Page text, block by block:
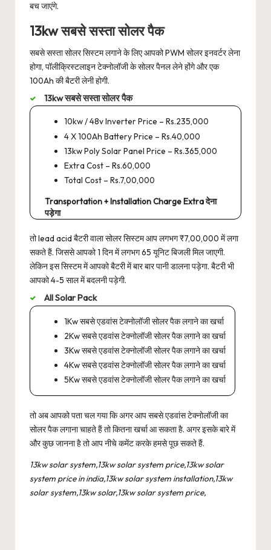
बच जाएंगे.
13kw सबसे सस्ता सोलर पैक
सबसे सस्ता सोलर सिस्टम लगाने के लिए आपको PWM सोलर इनवर्टर लेना
होगा, पॉलीक्रिस्टलाइन टेक्नोलॉजी के सोलर पैनल लेने होंगे और एक
100Ah की बैटरी लेनी होगी.
13kw सबसे सस्ता सोलर पैक
10kw / 48v Inverter Price – Rs.235,000
4 X 100Ah Battery Price – Rs.40,000
13kw Poly Solar Panel Price – Rs.365,000
Extra Cost – Rs.60,000
Total Cost – Rs.7,00,000
Transportation + Installation Charge Extra देना
पड़ेगा
तो lead acid बैटरी वाला सोलर सिस्टम आप लगभग ₹7,00,000 में लगा
सकते हैं. जिससे आपको 1 दिन में लगभग 65 यूनिट बिजली मिल जाएगी.
लेकिन इस सिस्टम में आपको बैटरी में बार बार पानी डालना पड़ेगा. बैटरी भी
आपको 4-5 साल में बदलनी पड़ेगी.
All Solar Pack
1Kw सबसे एडवांस टेक्नोलॉजी सोलर पैक लगाने का खर्चा
2Kw सबसे एडवांस टेक्नोलॉजी सोलर पैक लगाने का खर्चा
3Kw सबसे एडवांस टेक्नोलॉजी सोलर पैक लगाने का खर्चा
4Kw सबसे एडवांस टेक्नोलॉजी सोलर पैक लगाने का खर्चा
5Kw सबसे एडवांस टेक्नोलॉजी सोलर पैक लगाने का खर्चा
तो अब आपको पता चल गया कि अगर आप सबसे एडवांस टेक्नोलॉजी का
सोलर पैक लगाना चाहते हैं तो कितना खर्चा आ सकता है. अगर इसके बारे में
और कुछ जानना है तो आप नीचे कमेंट करके हमसे पूछ सकते हैं.
13kw solar system,13kw solar system price,13kw solar
system price in india,13kw solar system installation,13kw
solar system,13kw solar,13kw solar system price,